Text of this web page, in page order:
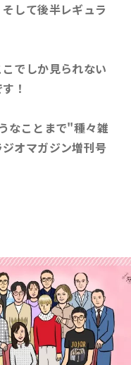
して後半レギュラ
でしか見られない
！
なことまで"種々雑
オマガジン増刊号